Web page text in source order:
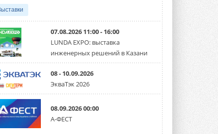
Частые вопросы о краске для окон ...
30 ИЮЛЯ 2026
СИЭНПИ РУС представила
новую серию консольных
насосов NM
Усовершенствованная гидравлика
помогает снизить энергопотребление ...
30 ИЮЛЯ 2026
Группа «Теплолюкс» открыла
новую производственную
площадку
07.08.2026 11:00 - 16:00
LUNDA EXPO: выставка
инженерных решений в Казани
08 - 10.09.2026
ЭкваТэк 2026
08.09.2026 00:00
А-ФЕСТ